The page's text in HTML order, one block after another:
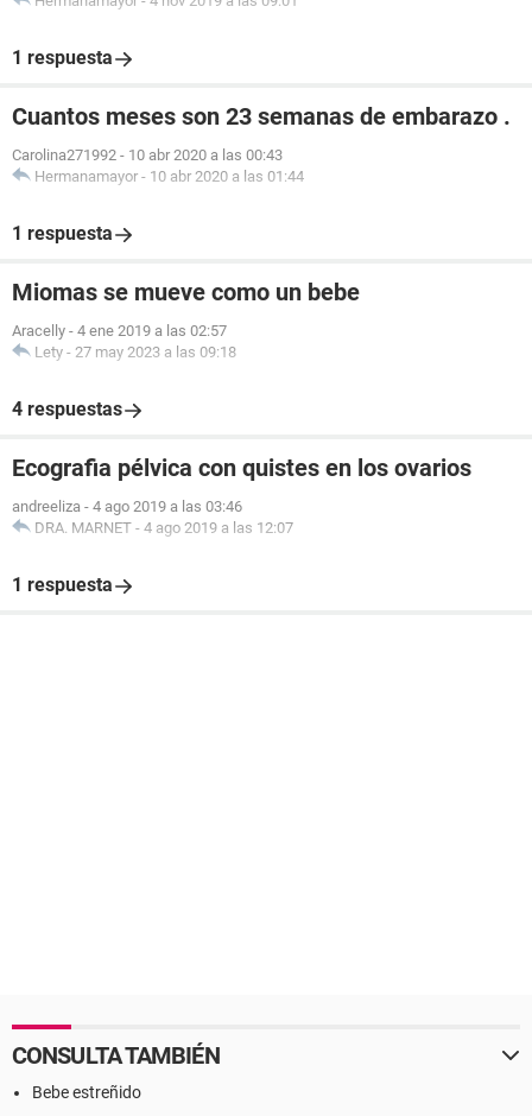
1 respuesta
Cuantos meses son 23 semanas de embarazo .
Carolina271992 - 10 abr 2020 a las 00:43
Hermanamayor - 10 abr 2020 a las 01:44
1 respuesta
Miomas se mueve como un bebe
Aracelly - 4 ene 2019 a las 02:57
Lety - 27 may 2023 a las 09:18
4 respuestas
Ecografia pélvica con quistes en los ovarios
andreeliza - 4 ago 2019 a las 03:46
DRA. MARNET - 4 ago 2019 a las 12:07
1 respuesta
CONSULTA TAMBIÉN
Bebe estreñido